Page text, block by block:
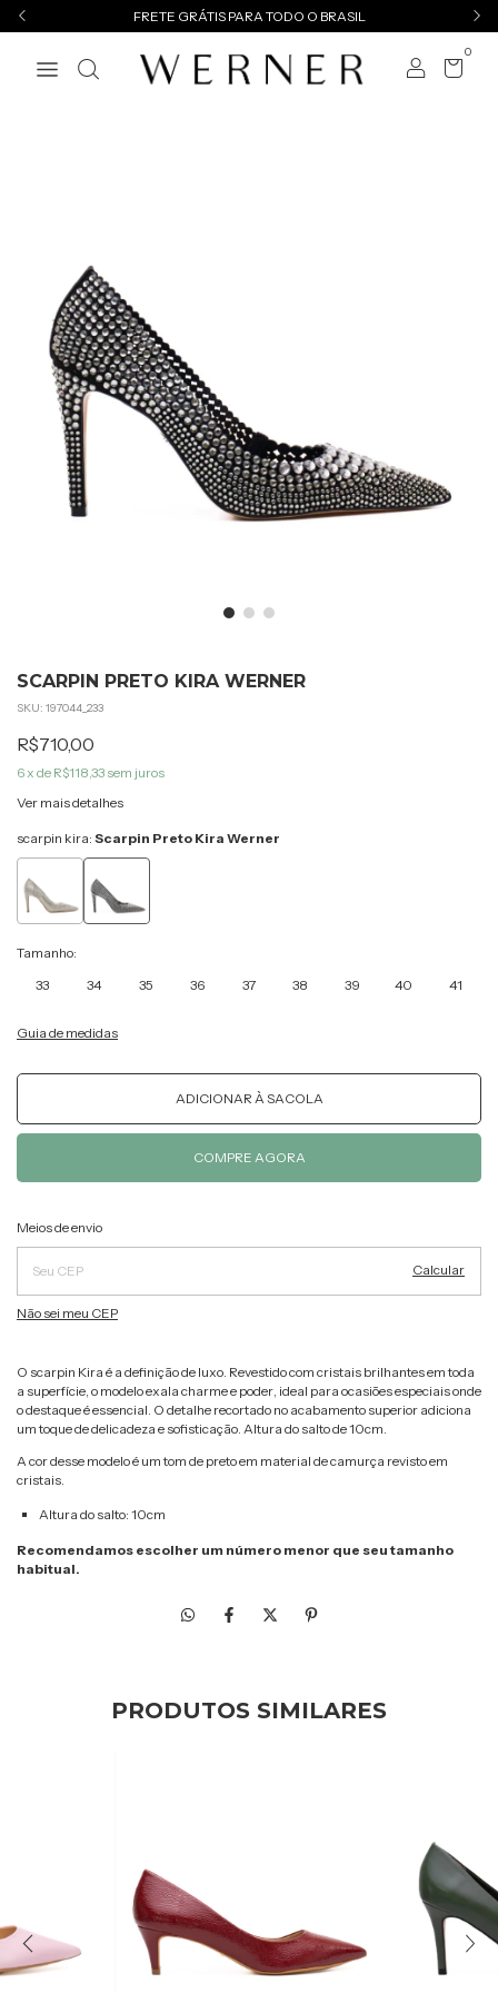
FRETE GRÁTIS PARA TODO O BRASIL
0
SCARPIN PRETO KIRA WERNER
SKU: 197044_233
R$710,00
6 x de R$118,33 sem juros
Ver mais detalhes
scarpin kira: Scarpin Preto Kira Werner
Tamanho:
33
34 35 36 37 38 39 40 41
Guia de medidas
Entregas para o CEP:
Meios de envio
Calcular
Não sei meu CEP
O scarpin Kira é a definição de luxo. Revestido com cristais brilhantes em toda
a superfície, o modelo exala charme e poder, ideal para ocasiões especiais onde
o destaque é essencial. O detalhe recortado no acabamento superior adiciona
um toque de delicadeza e sofisticação. Altura do salto de 10cm.
A cor desse modelo é um tom de preto em material de camurça revisto em
cristais.
Altura do salto: 10cm
Recomendamos escolher um número menor que seu tamanho
habitual.
PRODUTOS SIMILARES